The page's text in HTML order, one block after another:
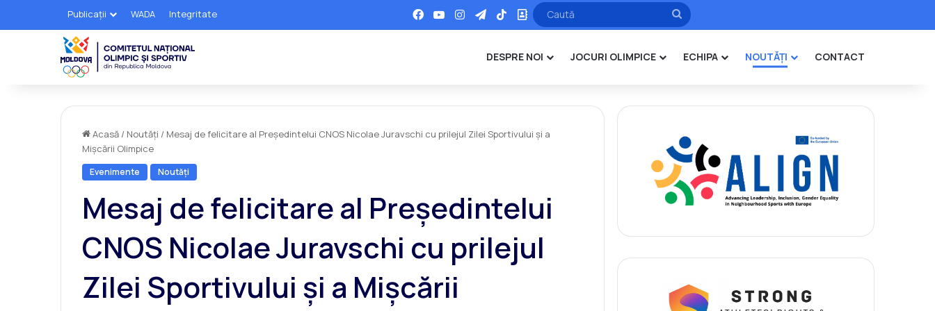
Publicații WADA Integritate FacebookYouTubeInstagramTelegram
TikTokOffice Caută
DESPRE NOI JOCURI OLIMPICE ECHIPA NOUTĂȚI CONTACT
Acasă / Noutăți / Mesaj de felicitare al Președintelui CNOS Nicolae Juravschi cu prilejul Zilei Sportivului și a
Mișcării Olimpice
Evenimente Noutăți
Mesaj de felicitare al Președintelui
CNOS Nicolae Juravschi cu prilejul
Zilei Sportivului și a Mișcării